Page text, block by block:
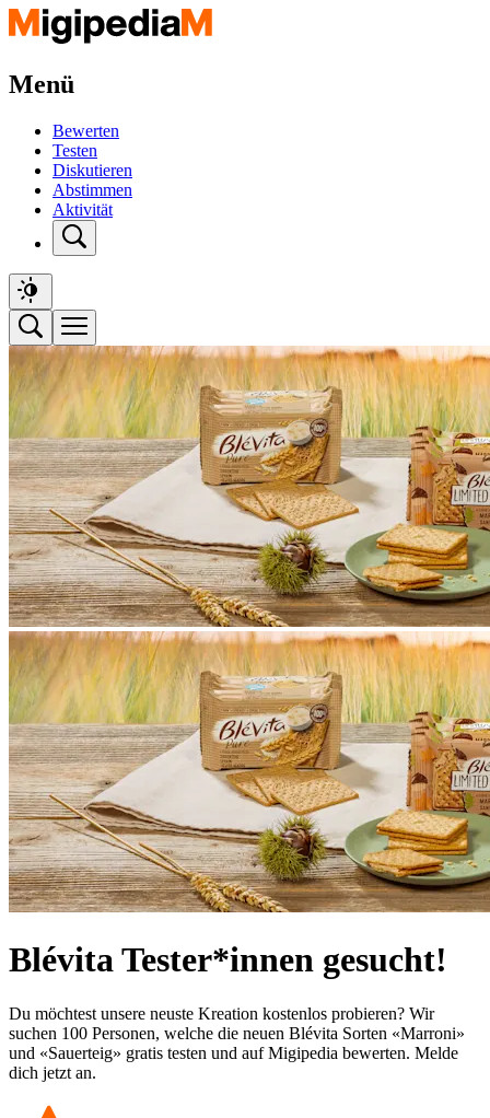
Menü
Bewerten
Testen
Diskutieren
Abstimmen
Aktivität
Blévita Tester*innen gesucht!
Du möchtest unsere neuste Kreation kostenlos probieren? Wir
suchen 100 Personen, welche die neuen Blévita Sorten «Marroni»
und «Sauerteig» gratis testen und auf Migipedia bewerten. Melde
dich jetzt an.